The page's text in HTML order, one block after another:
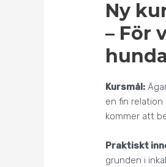
Ny
– För
Kursmål:
en fin
kommer att
Praktiskt
grunden i